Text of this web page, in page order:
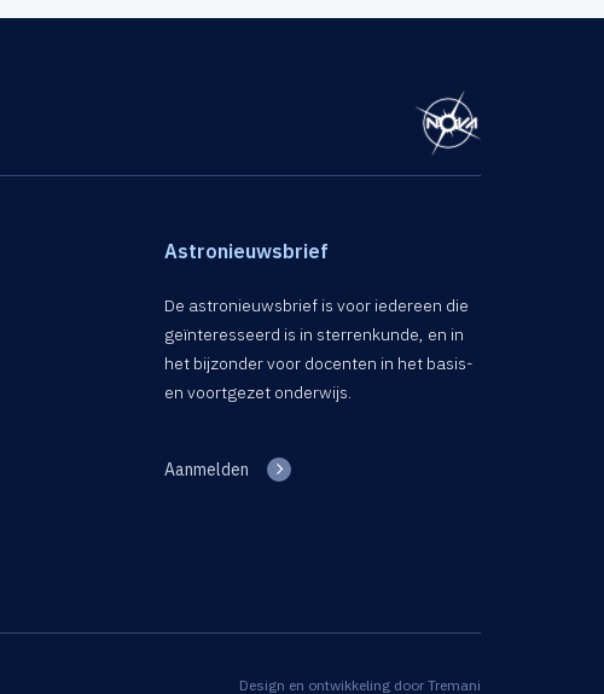
Astronieuwsbrief
De astronieuwsbrief is voor iedereen die
geïnteresseerd is in sterrenkunde, en in
het bijzonder voor docenten in het basis-
en voortgezet onderwijs.
Aanmelden
Design en ontwikkeling door Tremani